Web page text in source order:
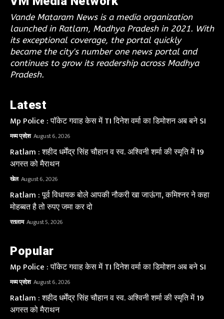
Vande Mataram News is a media organization
launched in Ratlam, Madhya Pradesh in 2021. With
its exceptional coverage, the portal quickly
became the city's number one news portal and
continues to grow its readership across Madhya
Pradesh.
Latest
Mp Police : पॉकेट गवाह केस में TI दिनेश वर्मा का डिमोशन अब बने SI
मध्य प्रदेश August 6, 2026
Ratlam : शहीद धर्मेंद्र सिंह चौहान व स्व. अश्विनी शर्मा की स्मृति में 19
अगस्त को मैराथन
खेल August 6, 2026
Ratlam : पूर्व विधायक बोले आपकी नौकरी खा जाऊंगा, कमिश्नर ने कहा
मोहब्बत है तो रुपए जमा कर दो
रतलाम August 5, 2026
Popular
Mp Police : पॉकेट गवाह केस में TI दिनेश वर्मा का डिमोशन अब बने SI
मध्य प्रदेश August 6, 2026
Ratlam : शहीद धर्मेंद्र सिंह चौहान व स्व. अश्विनी शर्मा की स्मृति में 19
अगस्त को मैराथन